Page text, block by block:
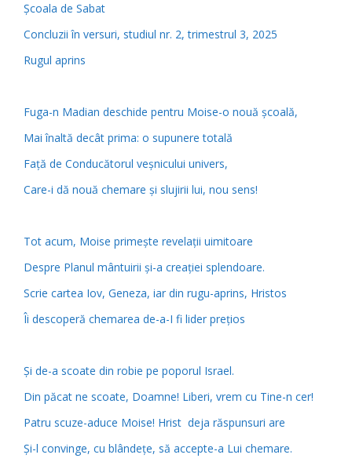
Școala de Sabat
Concluzii în versuri, studiul nr. 2, trimestrul 3, 2025
Rugul aprins
Fuga-n Madian deschide pentru Moise-o nouă școală,
Mai înaltă decât prima: o supunere totală
Față de Conducătorul veșnicului univers,
Care-i dă nouă chemare și slujirii lui, nou sens!
Tot acum, Moise primește revelații uimitoare
Despre Planul mântuirii și-a creației splendoare.
Scrie cartea Iov, Geneza, iar din rugu-aprins, Hristos
Îi descoperă chemarea de-a-I fi lider prețios
Și de-a scoate din robie pe poporul Israel.
Din păcat ne scoate, Doamne! Liberi, vrem cu Tine-n cer!
Patru scuze-aduce Moise! Hrist deja răspunsuri are
Și-l convinge, cu blândețe, să accepte-a Lui chemare.